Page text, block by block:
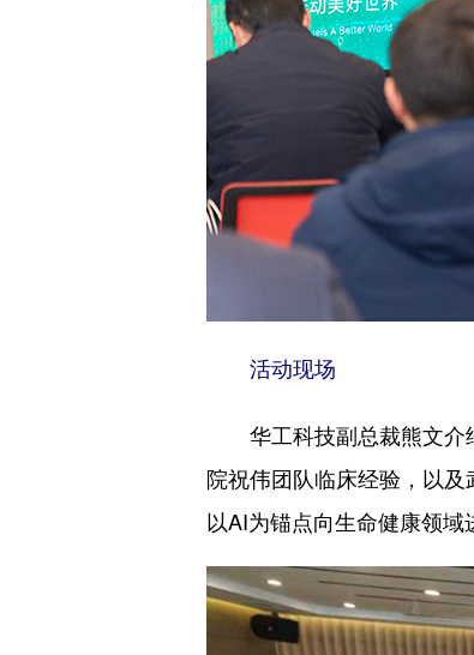
活动现场
华工科技副总裁熊文介
院祝伟团队临床经验，以
以AI为锚点向生命健康领域